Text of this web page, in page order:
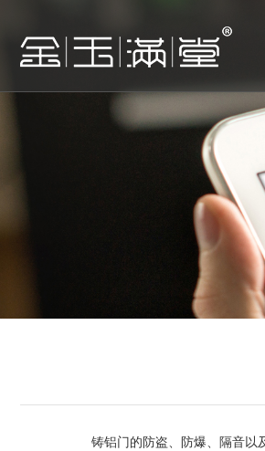
铸铝门的防盗、防爆、隔音以及